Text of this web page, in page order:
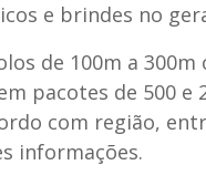
e brindes no
de 100m a 300m
pacotes de 500 e
com região,
informações.